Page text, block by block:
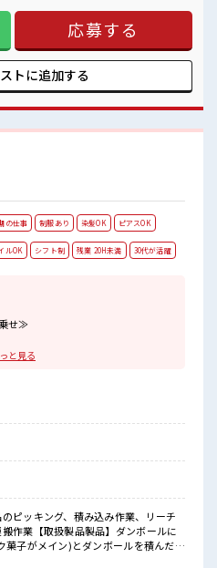
制服アリ≫ 制服があるので、 毎日の
験OKの仕事≫ 新しいことにチャレ
、 しっかり働く環境が整っていま
・ステップUP目指していきましょ
ご提案≫ 一人で悩まず気軽に相談でき
奇抜過
！ ロッカーあり！ 安心してお仕事に
たい方は必見！
応募する
トに追加する
の仕事 制服あり 染髪OK ピアスOK
ルOK シフト制 残業 20H未満 30代が活躍
せ≫
に自由！
安だけど、
指していきましょう！
≫
と見る
のピッキング、積み込み作業、リーチ
作業【取扱製品製品】ダンボールに
菓子がメイン)とダンボールを積んだパ